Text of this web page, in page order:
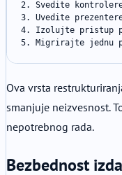
2. Svedite
3. Uvedite
4. Izolujte pristup
5. Migrirajte jednu
Ova vrsta
smanjuje neizvesnost.
nepotrebnog rada.
Bezbednost